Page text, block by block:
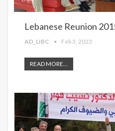
Lebanese Reunion
AD_LIBC Feb 3, 2023
READ MORE...